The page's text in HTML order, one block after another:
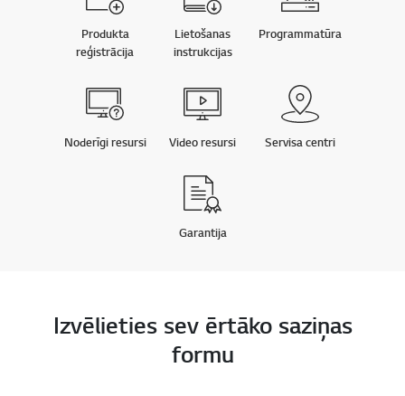
Produkta
reģistrācija
Lietošanas
instrukcijas
Programmatūra
Noderīgi resursi Video resursi Servisa centri
Garantija
Izvēlieties sev ērtāko saziņas
formu